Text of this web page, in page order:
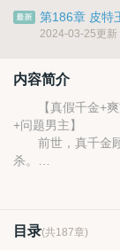
第186章 皮特
2024-03-25更新
内容简介
【真假千金+爽
+问题男主】
前世，真千金顾
杀。
老公那方面...咳
目录(共187章)